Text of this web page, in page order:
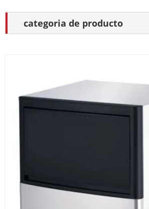
categoria de producto